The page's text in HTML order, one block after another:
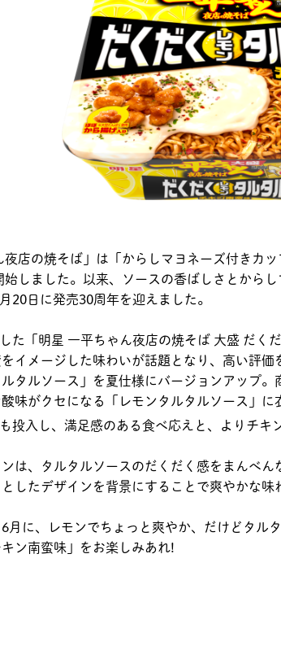
夜店の焼そば」は「からしマヨネーズ付きカ
始しました。以来、ソースの香ばしさとから
20日に発売30周年を迎えました。
た「明星 一平ちゃん夜店の焼そば 大盛 だく
イメージした味わいが話題となり、高い評
タルソース」を夏仕様にバージョンアップ。
味がクセになる「レモンタルタルソース」
投入し、満足感のある食べ応えと、よりチキ
は、タルタルソースのだくだく感をまんべん
したデザインを背景にすることで爽やかな味
月に、レモンでちょっと爽やか、だけどタル
ン南蛮味」をお楽しみあれ!